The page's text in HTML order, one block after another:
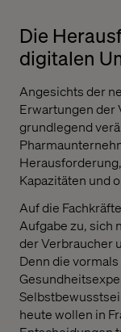
Die
digitalen
Angesichts der
Erwartungen der
grundlegend
Kapazitäten und
Auf die
Aufgabe zu, sich
der Verbraucher
Denn die
heute wollen in